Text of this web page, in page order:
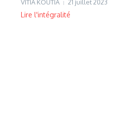
VITIA KOUTIA 21 juillet 2023
Lire l'intégralité